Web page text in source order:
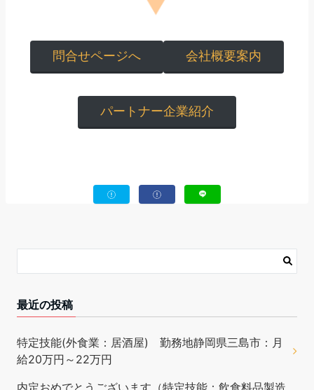
問合せページへ 会社概要案内
パートナー企業紹介
最近の投稿
特定技能(外食業：居酒屋) 勤務地静岡県三島市：月
給20万円～22万円
内定おめでとうございます（特定技能：飲食料品製造